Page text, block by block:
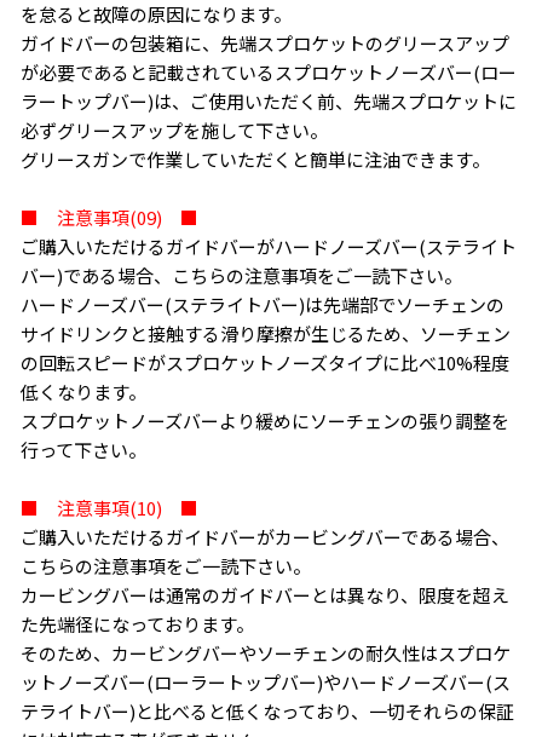
を怠ると故障の原因になります。
ガイドバーの包装箱に、先端スプロケットのグリースアップ
が必要であると記載されているスプロケットノーズバー(ロー
ラートップバー)は、ご使用いただく前、先端スプロケットに
必ずグリースアップを施して下さい。
グリースガンで作業していただくと簡単に注油できます。
■ 注意事項(09) ■
ご購入いただけるガイドバーがハードノーズバー(ステライト
バー)である場合、こちらの注意事項をご一読下さい。
ハードノーズバー(ステライトバー)は先端部でソーチェンの
サイドリンクと接触する滑り摩擦が生じるため、ソーチェン
の回転スピードがスプロケットノーズタイプに比べ10%程度
低くなります。
スプロケットノーズバーより緩めにソーチェンの張り調整を
行って下さい。
■ 注意事項(10) ■
ご購入いただけるガイドバーがカービングバーである場合、
こちらの注意事項をご一読下さい。
カービングバーは通常のガイドバーとは異なり、限度を超え
た先端径になっております。
そのため、カービングバーやソーチェンの耐久性はスプロケ
ットノーズバー(ローラートップバー)やハードノーズバー(ス
テライトバー)と比べると低くなっており、一切それらの保証